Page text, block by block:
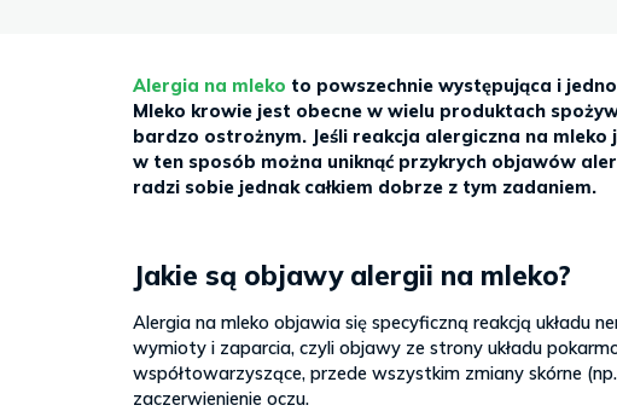
Alergia na mleko to powszechnie występująca i
Mleko krowie jest obecne w wielu produktach
bardzo ostrożnym. Jeśli reakcja alergiczna na
w ten sposób można uniknąć przykrych objawów
radzi sobie jednak całkiem dobrze z tym zadaniem.
Jakie są objawy alergii na mleko?
Alergia na mleko objawia się specyficzną reakcją układu
wymioty i zaparcia, czyli objawy ze strony układu
współtowarzyszące, przede wszystkim zmiany skórne
zaczerwienienie oczu.